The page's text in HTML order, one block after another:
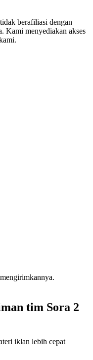
berafiliasi dengan
Kami menyediakan akses
tim Sora 2
iklan lebih cepat